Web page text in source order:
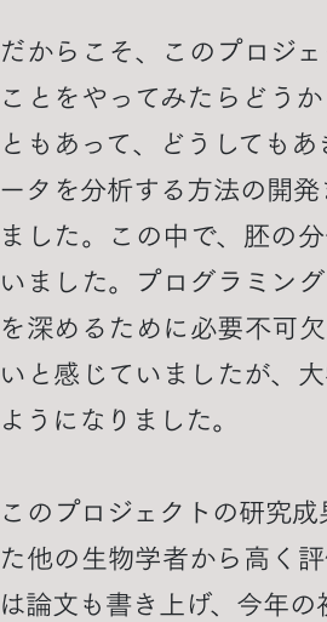
だからこそ、このプロジ
ことをやってみたらどう
ともあって、どうしても
ータを分析する方法の開
ました。この中で、胚の
いました。プログラミン
を深めるために必要不可
いと感じていましたが、
ようになりました。
このプロジェクトの研究
た他の生物学者から高く
は論文も書き上げ、今年